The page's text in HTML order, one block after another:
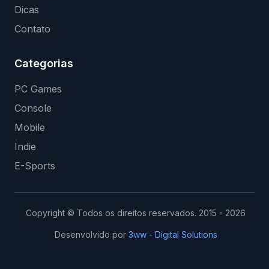
Dicas
Contato
Categorias
PC Games
Console
Mobile
Indie
E-Sports
Copyright © Todos os direitos reservados. 2015 - 2026
Desenvolvido por 3ww - Digital Solutions